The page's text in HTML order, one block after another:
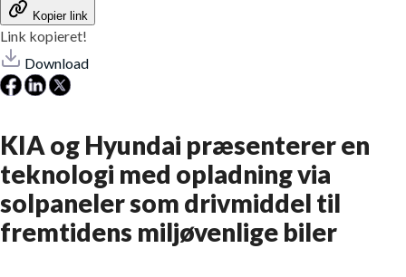
Kopier link
Link kopieret!
Download
KIA og Hyundai præsenterer en
teknologi med opladning via
solpaneler som drivmiddel til
fremtidens miljøvenlige biler